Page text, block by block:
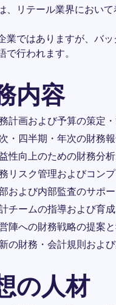
、リテール業界におい
業ではありますが、バ
で行われます。
内容
計画および予算の策定
・四半期・年次の財務
性向上のための財務分
リスク管理およびコン
および内部監査のサポー
チームの指導および育成
陣への財務戦略の提案
の財務・会計規則およ
の人材